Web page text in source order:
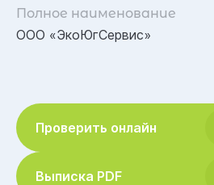
Полное наименование
ООО «ЭкоЮгСервис»
Проверить онлайн
Выписка PDF